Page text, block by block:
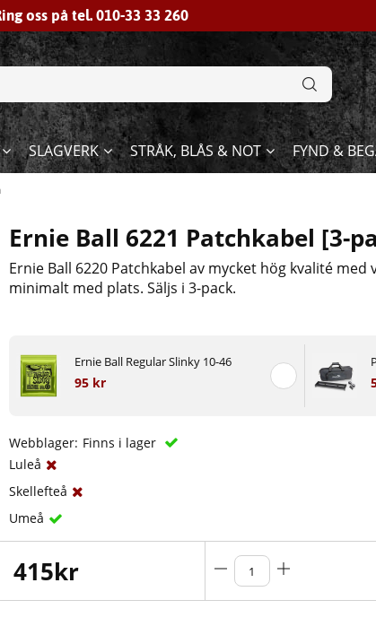
oss på tel. 010-33 33 260
SLAGVERK STRÅK, BLÅS & NOT FYND &
Ernie Ball 6221 Patchkabel [3-
Ernie Ball 6220 Patchkabel av mycket hög kvalité
minimalt med plats. Säljs i 3-pack.
Ernie Ball Regular Slinky 10-46
95 kr
Webblager: Finns i lager
Luleå
Skellefteå
Umeå
415kr